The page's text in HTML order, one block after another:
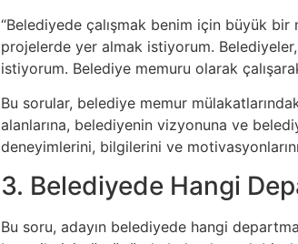
“Belediyede çalışmak benim için büyük
projelerde yer almak istiyorum.
istiyorum. Belediye memuru olarak
Bu sorular, belediye memur
alanlarına, belediyenin vizyonuna ve
deneyimlerini, bilgilerini ve
3. Belediyede Hangi
Bu soru, adayın belediyede hangi